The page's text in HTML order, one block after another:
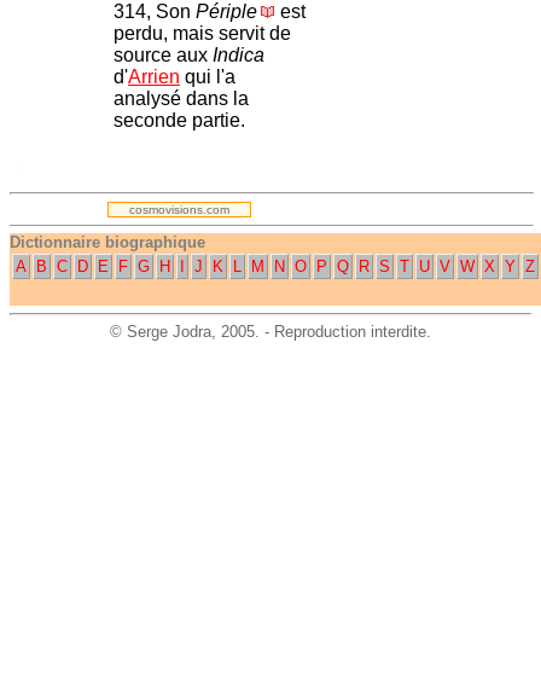
314, Son Périple
est
perdu, mais servit de
source aux Indica
d'Arrien qui l'a
analysé dans la
seconde partie.
.
cosmovisions.com
Dictionnaire biographique
A
B C D E F G H J K L M N O P Q R S T U V W X Y Z
© Serge Jodra, 2005. - Reproduction interdite.